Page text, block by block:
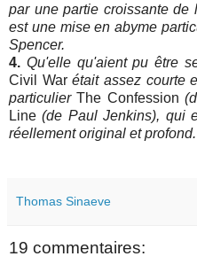
par une partie croissante de
est une mise en abyme
Spencer.
4. Qu'elle qu'aient pu être
Civil Warétait assez courte
particulierThe Confession
Line(de Paul Jenkins), qui
réellement original et profond.
Thomas Sinaeve
19 commentaires: